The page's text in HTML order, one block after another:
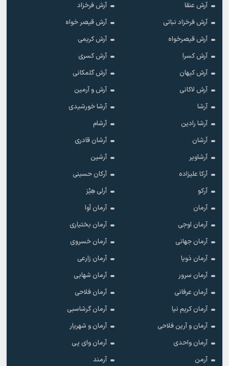
آرش عنقا
آرش فرخزاد
آرش فرخزاد نباتی
آرش قیصر خواه
آرش قیصرخواه
آرش کریمی
آرش کسرا
آرش کسری
آرش کیهان
آرش گلمکانی
آرش لاکانی
آرش و آرمین
آرشا
آرشا خورشیدی
آرشا رادین
آرشام
آرشان
آرشان قادری
آرشاویر
آرشین
آرکا علیزاده
آرکان حسینی
آرکو
آرلی هِیْز
آرمان
آرمان آوا
آرمان اوجی
آرمان بختیاری
آرمان جهانی
آرمان خسروی
آرمان ذویا
آرمان زارعی
آرمان سرور
آرمان شهابی
آرمان عرفانی
آرمان فلاحی
آرمان کریم نیا
آرمان گرشاسبی
آرمان و آرین فلاحی
آرمان و شهریار
آرمان واحدی
آرمان وای پی
آرمن
آرمند